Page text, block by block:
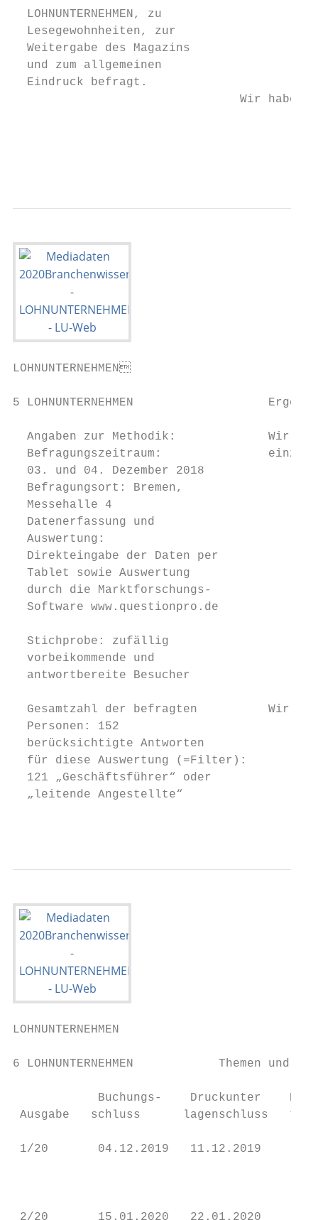
  LOHNUNTERNEHMEN, zu
  Lesegewohnheiten, zur
  Weitergabe des Magazins
  und zum allgemeinen
  Eindruck befragt.
Wir haben
LOHNUNTERNEHMEN
5 LOHNUNTERNEHMEN
Angaben zur Methodik:             Wir
Befragungszeitraum:
  03. und 04. Dezember 2018
  Befragungsort: Bremen,
  Messehalle 4
  Datenerfassung und
Auswertung:
Direkteingabe der Daten per
  Tablet sowie Auswertung
  durch die Marktforschungs-
  Software www.questionpro.de
  Stichprobe: zufällig
  vorbeikommende und
  antwortbereite Besucher
Gesamtzahl der befragten          Wir
  Personen: 152
  berücksichtigte Antworten
  für diese Auswertung (=Filter):
121 „Geschäftsführer“ oder
„leitende Angestellte“
LOHNUNTERNEHMEN
6 LOHNUNTERNEHMEN
Buchungs-    Druckunter­
Aus­gabe   schluss      lagenschluss
1/20       04.12.2019   11.12.2019
2/20       15.01.2020   22.01.2020